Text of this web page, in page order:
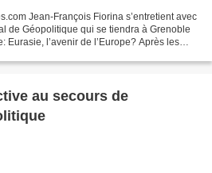
Jean-François Fiorina s’entretient avec
de Géopolitique qui se tiendra à Grenoble
Eurasie, l’avenir de l’Europe? Après les
au secours de